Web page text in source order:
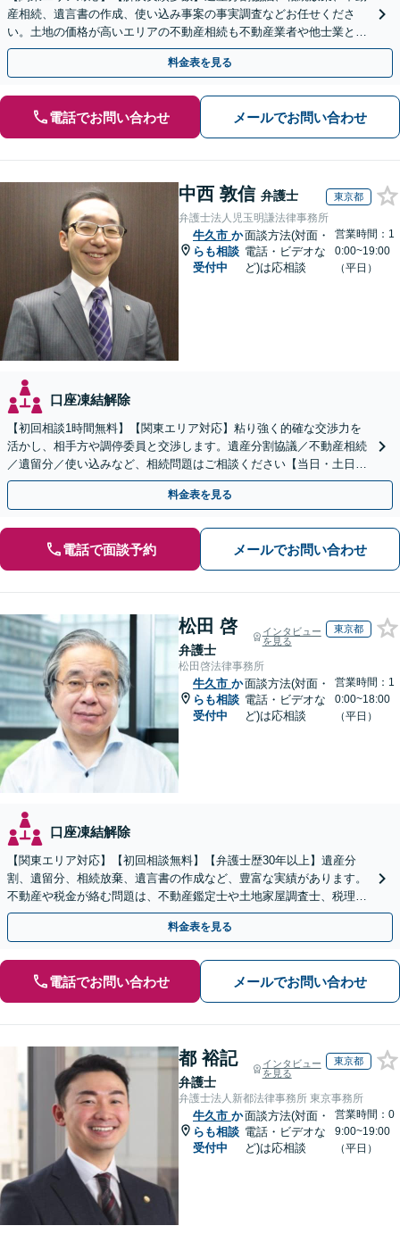
産相続、遺言書の作成、使い込み事案の事実調査などお任せくださ
い。土地の価格が高いエリアの不動産相続も不動産業者や他士業と連
携し、適切かつ円滑に対応します【初回相談無料】
料金表を見る
電話でお問い合わせ メールでお問い合わせ
中西 敦信 弁護士 東京都
弁護士法人児玉明謙法律事務所
牛久市 か
らも相談
受付中
面談方法(対面・
電話・ビデオな
ど)は応相談
営業時間：1
0:00~19:00
（平日）
口座凍結解除
【初回相談1時間無料】【関東エリア対応】粘り強く的確な交渉力を
活かし、相手方や調停委員と交渉します。遺産分割協議／不動産相続
／遺留分／使い込みなど、相続問題はご相談ください【当日・土日対
応可】トラブル前の段階でも相談可。メール24時間受付
料金表を見る
電話で面談予約 メールでお問い合わせ
松田 啓
弁護士
インタビュー
を見る
東京都
松田啓法律事務所
牛久市 か
らも相談
受付中
面談方法(対面・
電話・ビデオな
ど)は応相談
営業時間：1
0:00~18:00
（平日）
口座凍結解除
【関東エリア対応】【初回相談無料】【弁護士歴30年以上】遺産分
割、遺留分、相続放棄、遺言書の作成など、豊富な実績があります。
不動産や税金が絡む問題は、不動産鑑定士や土地家屋調査士、税理士
と提携【事前予約で、休日・夜間面談可】【WEB面談可】
料金表を見る
電話でお問い合わせ メールでお問い合わせ
都 裕記
弁護士
インタビュー
を見る
東京都
弁護士法人新都法律事務所 東京事務所
牛久市 か
らも相談
受付中
面談方法(対面・
電話・ビデオな
ど)は応相談
営業時間：0
9:00~19:00
（平日）